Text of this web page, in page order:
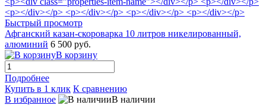
Быстрый просмотр
Афганский казан-скороварка 10 литров никелированный,
алюминий 6 500 руб.
В корзину
Подробнее
Купить в 1 клик К сравнению
В избранное
В наличии